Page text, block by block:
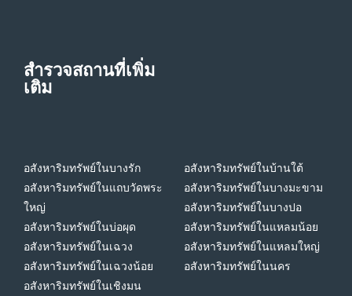
สำรวจสถานที่เพิ่ม
เติม
อสังหาริมทรัพย์ในบางรัก
อสังหาริมทรัพย์ในแถบวัดพระ
ใหญ่
อสังหาริมทรัพย์ในบ่อผุด
อสังหาริมทรัพย์ในเฉวง
อสังหาริมทรัพย์ในเฉวงน้อย
อสังหาริมทรัพย์ในเชิงมน
อสังหาริมทรัพย์ในบ้านใต้
อสังหาริมทรัพย์ในบางมะขาม
อสังหาริมทรัพย์ในบางปอ
อสังหาริมทรัพย์ในแหลมน้อย
อสังหาริมทรัพย์ในแหลมใหญ่
อสังหาริมทรัพย์ในนคร